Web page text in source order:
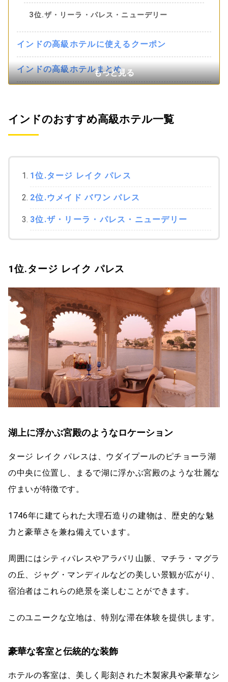
3位.ザ・リーラ・パレス・ニューデリー
インドの高級ホテルに使えるクーポン
インドの高級ホテルまとめ
インドのおすすめ高級ホテル一覧
1位.タージ レイク パレス
2位.ウメイド バワン パレス
3位.ザ・リーラ・パレス・ニューデリー
1位.タージ レイク パレス
湖上に浮かぶ宮殿のようなロケーション
タージ レイク パレスは、ウダイプールのピチョーラ湖
の中央に位置し、まるで湖に浮かぶ宮殿のような壮麗な
佇まいが特徴です。
1746年に建てられた大理石造りの建物は、歴史的な魅
力と豪華さを兼ね備えています。
周囲にはシティパレスやアラバリ山脈、マチラ・マグラ
の丘、ジャグ・マンディルなどの美しい景観が広がり、
宿泊者はこれらの絶景を楽しむことができます。
このユニークな立地は、特別な滞在体験を提供します。
豪華な客室と伝統的な装飾
ホテルの客室は、美しく彫刻された木製家具や豪華なシ